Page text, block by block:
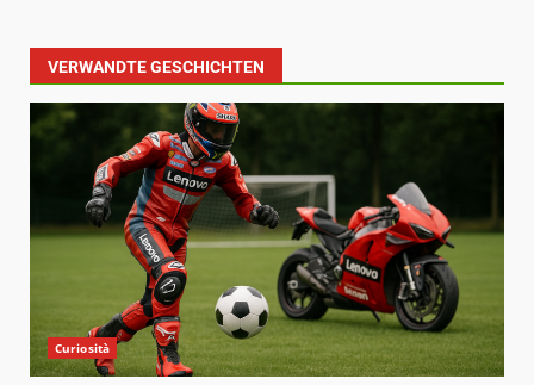
VERWANDTE GESCHICHTEN
Curiosità